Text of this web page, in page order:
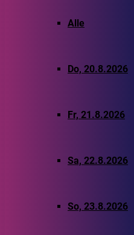
Alle
Do, 20.8.2026
Fr, 21.8.2026
Sa, 22.8.2026
So, 23.8.2026